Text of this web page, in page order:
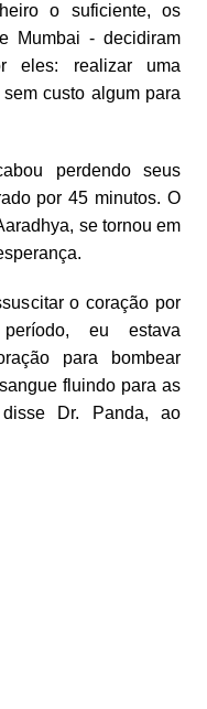
o suficiente, os
Mumbai - decidiram
eles: realizar uma
custo algum para
perdendo seus
por 45 minutos. O
se tornou em
o coração por
eu estava
para bombear
fluindo para as
Dr. Panda, ao